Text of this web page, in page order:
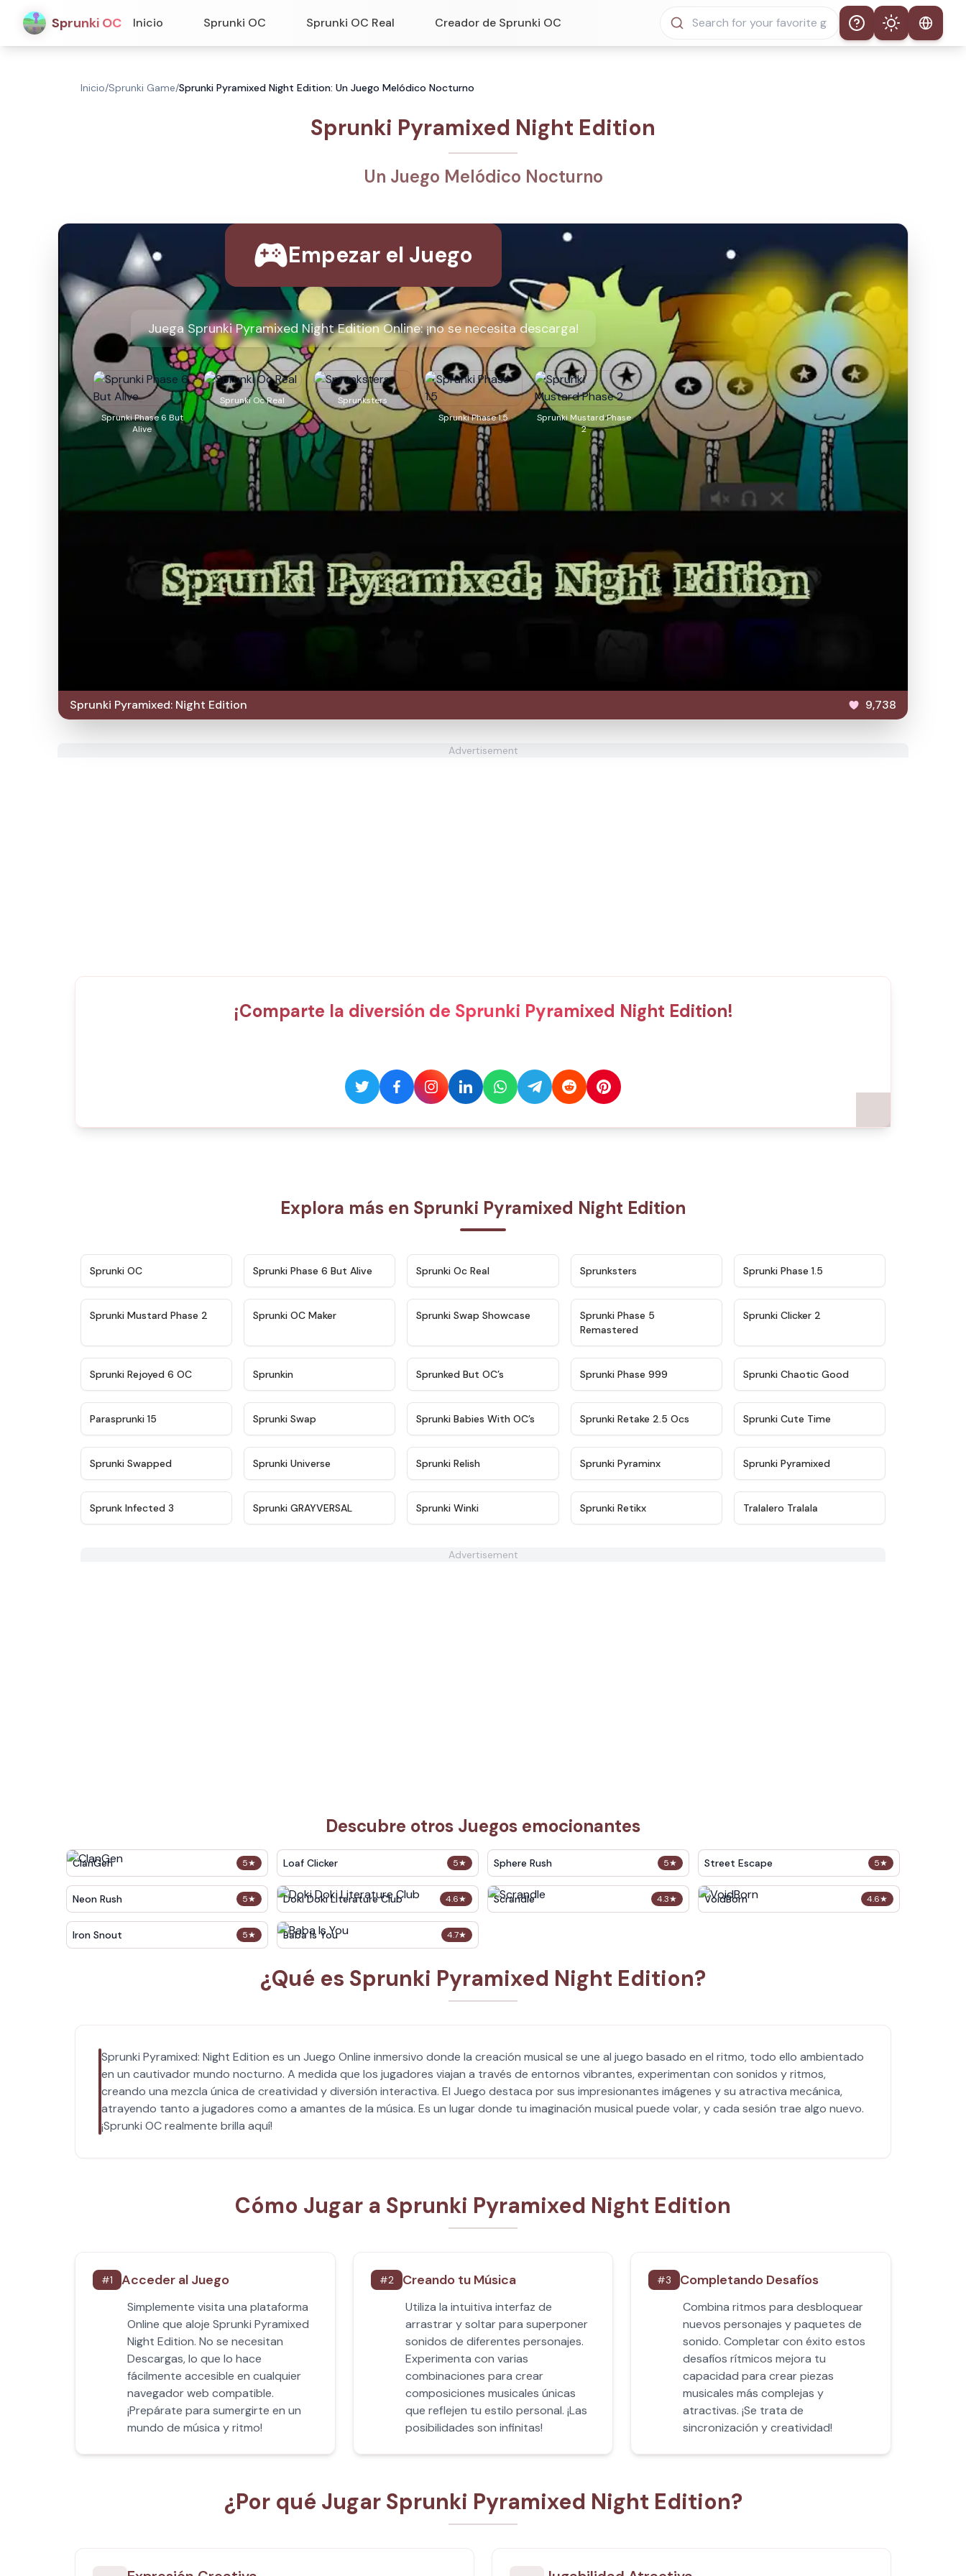
Sprunki OC Inicio Sprunki OC Sprunki OC Real Creador de Sprunki OC Help Theme
Inicio/Sprunki Game/Sprunki Pyramixed Night Edition: Un Juego Melódico Nocturno
Sprunki Pyramixed Night Edition
Un Juego Melódico Nocturno
Empezar el Juego
Juega Sprunki Pyramixed Night Edition Online: ¡no se necesita descarga!
Sprunki Phase 6 But
Alive
Sprunki Oc Real
Sprunksters
Sprunki Phase 1.5
Sprunki Mustard Phase
2
Sprunki Pyramixed: Night Edition 9,738
Advertisement
¡Comparte la diversión de Sprunki Pyramixed Night Edition!
Explora más en Sprunki Pyramixed Night Edition
Sprunki OC ★ 4.9
Sprunki Phase 6 But Alive Sprunki Oc Real Sprunksters Sprunki Phase 1.5
★ 4.4
Sprunki Mustard Phase 2 Sprunki OC Maker ★ 4.6
Sprunki Swap Showcase
Sprunki Phase 5
Remastered
Sprunki Clicker 2
★
Sprunki Rejoyed 6 OC Sprunkin Sprunked But OC’s Sprunki Phase 999 ★
Sprunki Chaotic Good
Parasprunki 15 Sprunki Swap ★ 4.8
Sprunki Babies With OC’s ★
Sprunki Retake 2.5 Ocs Sprunki Cute Time
Sprunki Swapped Sprunki Universe Sprunki Relish Sprunki Pyraminx Sprunki Pyramixed
Sprunk Infected 3 Sprunki GRAYVERSAL Sprunki Winki Sprunki Retikx Tralalero Tralala
Advertisement
Descubre otros Juegos emocionantes
5★
ClanGen 5★
Loaf Clicker 5★
Sphere Rush 5★
Street Escape
5★
Neon Rush 4.6★
Doki Doki Literature Club 4.3★
Scrandle 4.6★
VoidBorn
5★
Iron Snout 4.7★
Baba Is You
¿Qué es Sprunki Pyramixed Night Edition?
Sprunki Pyramixed: Night Edition es un Juego Online inmersivo donde la creación musical se une al juego basado en el ritmo, todo ello ambientado
en un cautivador mundo nocturno. A medida que los jugadores viajan a través de entornos vibrantes, experimentan con sonidos y ritmos,
creando una mezcla única de creatividad y diversión interactiva. El Juego destaca por sus impresionantes imágenes y su atractiva mecánica,
atrayendo tanto a jugadores como a amantes de la música. Es un lugar donde tu imaginación musical puede volar, y cada sesión trae algo nuevo.
¡Sprunki OC realmente brilla aquí!
Cómo Jugar a Sprunki Pyramixed Night Edition
#1 Acceder al Juego
Simplemente visita una plataforma
Online que aloje Sprunki Pyramixed
Night Edition. No se necesitan
Descargas, lo que lo hace
fácilmente accesible en cualquier
navegador web compatible.
¡Prepárate para sumergirte en un
mundo de música y ritmo!
#2 Creando tu Música
Utiliza la intuitiva interfaz de
arrastrar y soltar para superponer
sonidos de diferentes personajes.
Experimenta con varias
combinaciones para crear
composiciones musicales únicas
que reflejen tu estilo personal. ¡Las
posibilidades son infinitas!
#3 Completando Desafíos
Combina ritmos para desbloquear
nuevos personajes y paquetes de
sonido. Completar con éxito estos
desafíos rítmicos mejora tu
capacidad para crear piezas
musicales más complejas y
atractivas. ¡Se trata de
sincronización y creatividad!
¿Por qué Jugar Sprunki Pyramixed Night Edition?